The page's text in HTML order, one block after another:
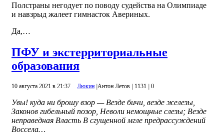
Полстраны негодует по поводу судейства на Олимпиаде
и навзрыд жалеет гимнасток Авериных.
Да,…
ПФУ и экстерриториальные
образования
10 августа 2021 в 21:37 Люкин |Антон Летов | 1131 | 0
Увы! куда ни брошу взор — Везде бичи, везде железы,
Законов гибельный позор, Неволи немощные слезы; Везде
неправедная Власть В сгущенной мгле предрассуждений
Воссела…